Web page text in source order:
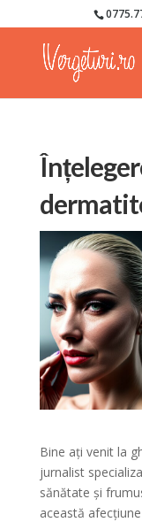
Bine ați venit la
jurnalist
sănătate și
această